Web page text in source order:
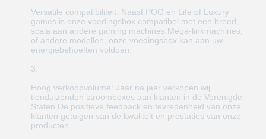
Versatile compatibiliteit: Naast POG en Life of Luxury
games is onze voedingsbox compatibel met een breed
scala aan andere gaming machines.Mega-linkmachines,
of andere modellen, onze voedingsbox kan aan uw
energiebehoeften voldoen.
Hoog verkoopvolume: Jaar na jaar verkopen wij
tienduizenden stroomboxes aan klanten in de Verenigde
Staten.De positieve feedback en tevredenheid van onze
klanten getuigen van de kwaliteit en prestaties van onze
producten.